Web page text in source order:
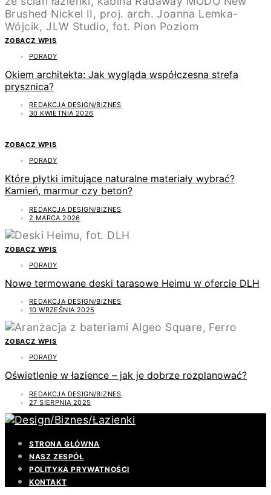
ZOBACZ WPIS
PORADY
Okiem architekta: Jak wygląda współczesna strefa
prysznica?
REDAKCJA DESIGN/BIZNES
30 KWIETNIA 2026
ZOBACZ WPIS
PORADY
Które płytki imitujące naturalne materiały wybrać?
Kamień, marmur czy beton?
REDAKCJA DESIGN/BIZNES
2 MARCA 2026
ZOBACZ WPIS
PORADY
Nowe termowane deski tarasowe Heimu w ofercie DLH
REDAKCJA DESIGN/BIZNES
10 WRZEŚNIA 2025
ZOBACZ WPIS
PORADY
Oświetlenie w łazience – jak je dobrze rozplanować?
REDAKCJA DESIGN/BIZNES
27 SIERPNIA 2025
STRONA GŁÓWNA
NASZ ZESPÓŁ
POLITYKA PRYWATNOŚCI
KONTAKT